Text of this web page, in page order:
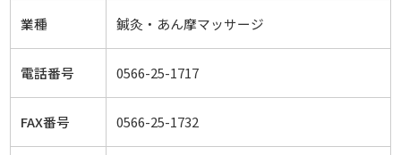
業種 鍼灸・あん摩マッサージ
電話番号 0566-25-1717
FAX番号 0566-25-1732